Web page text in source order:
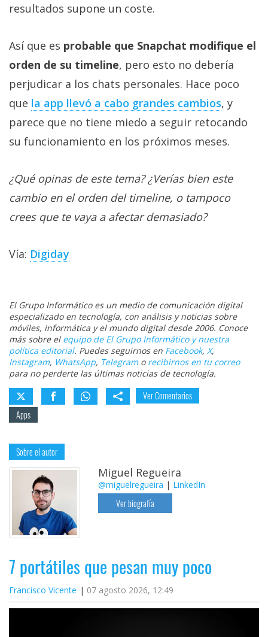
resultados supone un coste.
Así que es probable que Snapchat modifique el
orden de su timeline, pero esto no debería
perjudicar a los chats personales. Hace poco
que la app llevó a cabo grandes cambios, y
parece que no tiene miedo a seguir retocando
su funcionamiento en los próximos meses.
¿Qué opinas de este tema? ¿Verías bien este
cambio en el orden del timeline, o tampoco
crees que te vaya a afectar demasiado?
Vía: Digiday
El Grupo Informático es un medio de comunicación digital
especializado en tecnología, con análisis y noticias sobre
móviles, informática y el mundo digital desde 2006. Conoce
más sobre el equipo de El Grupo Informático y nuestra
política editorial. Puedes seguirnos en Facebook, X,
Instagram, WhatsApp, Telegramo recibirnos en tu correo
para no perderte las últimas noticias de tecnología.
Ver Comentarios
Apps
Sobre el autor
Miguel Regueira
@miguelregueira | LinkedIn
Ver biografía
7 portátiles que pesan muy poco
Francisco Vicente 07 agosto 2026, 12:49